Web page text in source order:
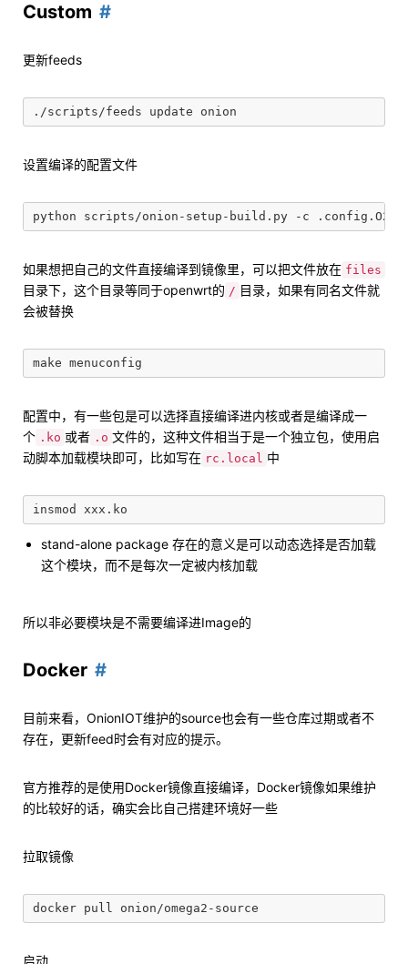
Custom
更新feeds
设置编译的配置文件
如果想把自己的文件直接编译到镜像里，可以把文件放在 files
目录下，这个目录等同于openwrt的 / 目录，如果有同名文件就
会被替换
配置中，有一些包是可以选择直接编译进内核或者是编译成一
个 .ko 或者 .o 文件的，这种文件相当于是一个独立包，使用启
动脚本加载模块即可，比如写在 rc.local 中
stand-alone package 存在的意义是可以动态选择是否加载
这个模块，而不是每次一定被内核加载
所以非必要模块是不需要编译进Image的
Docker
目前来看，OnionIOT维护的source也会有一些仓库过期或者不
存在，更新feed时会有对应的提示。
官方推荐的是使用Docker镜像直接编译，Docker镜像如果维护
的比较好的话，确实会比自己搭建环境好一些
拉取镜像
启动